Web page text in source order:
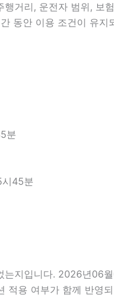
거리, 운전자 범위,
동안 이용 조건이 유
분
45분
지입니다. 2026년
용 여부가 함께 반